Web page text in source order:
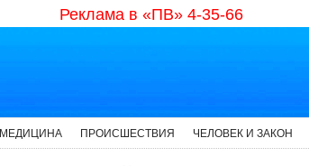
Реклама в «ПВ» 4-35-66
МЕДИЦИНА ПРОИСШЕСТВИЯ ЧЕЛОВЕК И ЗАКОН